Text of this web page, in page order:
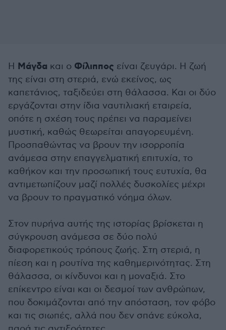
Η Μάγδα και ο Φίλιππος είναι ζευγάρι. Η ζωή
της είναι στη στεριά, ενώ εκείνος, ως
καπετάνιος, ταξιδεύει στη θάλασσα. Και οι δύο
εργάζονται στην ίδια ναυτιλιακή εταιρεία,
οπότε η σχέση τους πρέπει να παραμείνει
μυστική, καθώς θεωρείται απαγορευμένη.
Προσπαθώντας να βρουν την ισορροπία
ανάμεσα στην επαγγελματική επιτυχία, το
καθήκον και την προσωπική τους ευτυχία, θα
αντιμετωπίζουν μαζί πολλές δυσκολίες μέχρι
να βρουν το πραγματικό νόημα όλων.
Στον πυρήνα αυτής της ιστορίας βρίσκεται η
σύγκρουση ανάμεσα σε δύο πολύ
διαφορετικούς τρόπους ζωής. Στη στεριά, η
πίεση και η ρουτίνα της καθημερινότητας. Στη
θάλασσα, οι κίνδυνοι και η μοναξιά. Στο
επίκεντρο είναι και οι δεσμοί των ανθρώπων,
που δοκιμάζονται από την απόσταση, τον φόβο
και τις σιωπές, αλλά που δεν σπάνε εύκολα,